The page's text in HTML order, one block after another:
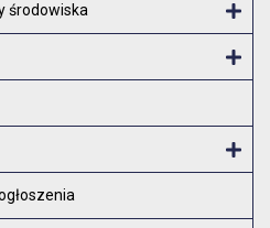
środowiska